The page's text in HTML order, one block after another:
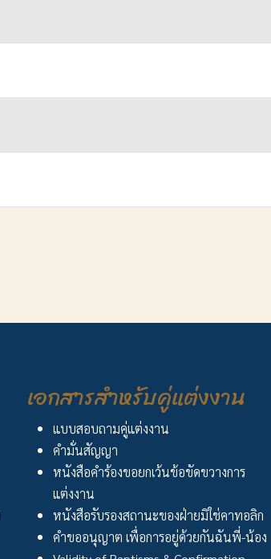
เอกสารสำหรับคู่แต่งงาน
แบบสอบถามคู่แต่งงาน
คำมั่นสัญญา
หนังสือคำร้องขอยกเว้นข้อขัดขวางการ
แต่งงาน
หนังสือรับรองสถานะของฝ่ายมิใช่คาทอลิก
คำขออนุญาต เพื่อการอยู่ด้วยกันฉันพี่-น้อง